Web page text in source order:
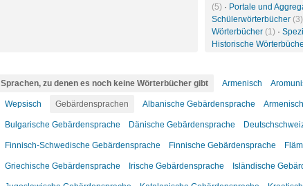
(5) · Portale und
Schülerwörterbücher (3)
Wörterbücher (1) ·
Historische
Sprachen, zu denen es noch keine Wörterbücher gibt Armenisch
Wepsisch Gebärdensprachen Albanische Gebärdensprache
Bulgarische Gebärdensprache Dänische Gebärdensprache
Finnisch-Schwedische Gebärdensprache Finnische Gebärdensprache
Griechische Gebärdensprache Irische Gebärdensprache Isländische